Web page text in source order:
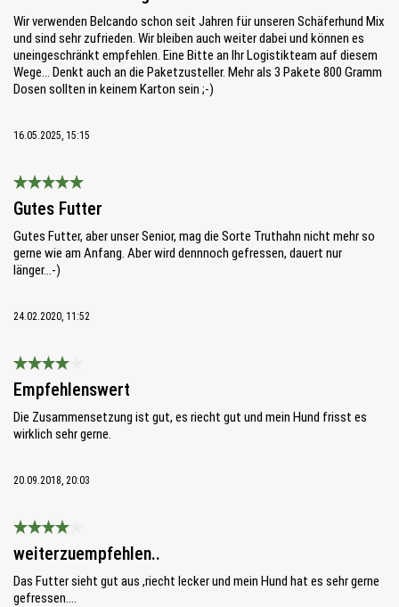
Wir verwenden Belcando schon seit Jahren für unseren Schäferhund Mix
und sind sehr zufrieden. Wir bleiben auch weiter dabei und können es
uneingeschränkt empfehlen. Eine Bitte an Ihr Logistikteam auf diesem
Wege... Denkt auch an die Paketzusteller. Mehr als 3 Pakete 800 Gramm
Dosen sollten in keinem Karton sein ;-)
16.05.2025, 15:15
Bewertung mit 5 von 5 Sternen
Gutes Futter
Gutes Futter, aber unser Senior, mag die Sorte Truthahn nicht mehr so
gerne wie am Anfang. Aber wird dennnoch gefressen, dauert nur
länger...-)
24.02.2020, 11:52
Bewertung mit 4 von 5 Sternen
Empfehlenswert
Die Zusammensetzung ist gut, es riecht gut und mein Hund frisst es
wirklich sehr gerne.
20.09.2018, 20:03
weiterzuempfehlen..
Das Futter sieht gut aus ,riecht lecker und mein Hund hat es sehr gerne
gefressen....